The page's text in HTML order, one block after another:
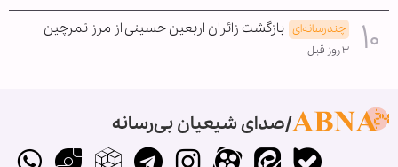
چندرسانه‌ای بازگشت زائران اربعین حسینی از مرز تمرچین
۳ روز قبل
صدای شیعیان بی‌رسانه